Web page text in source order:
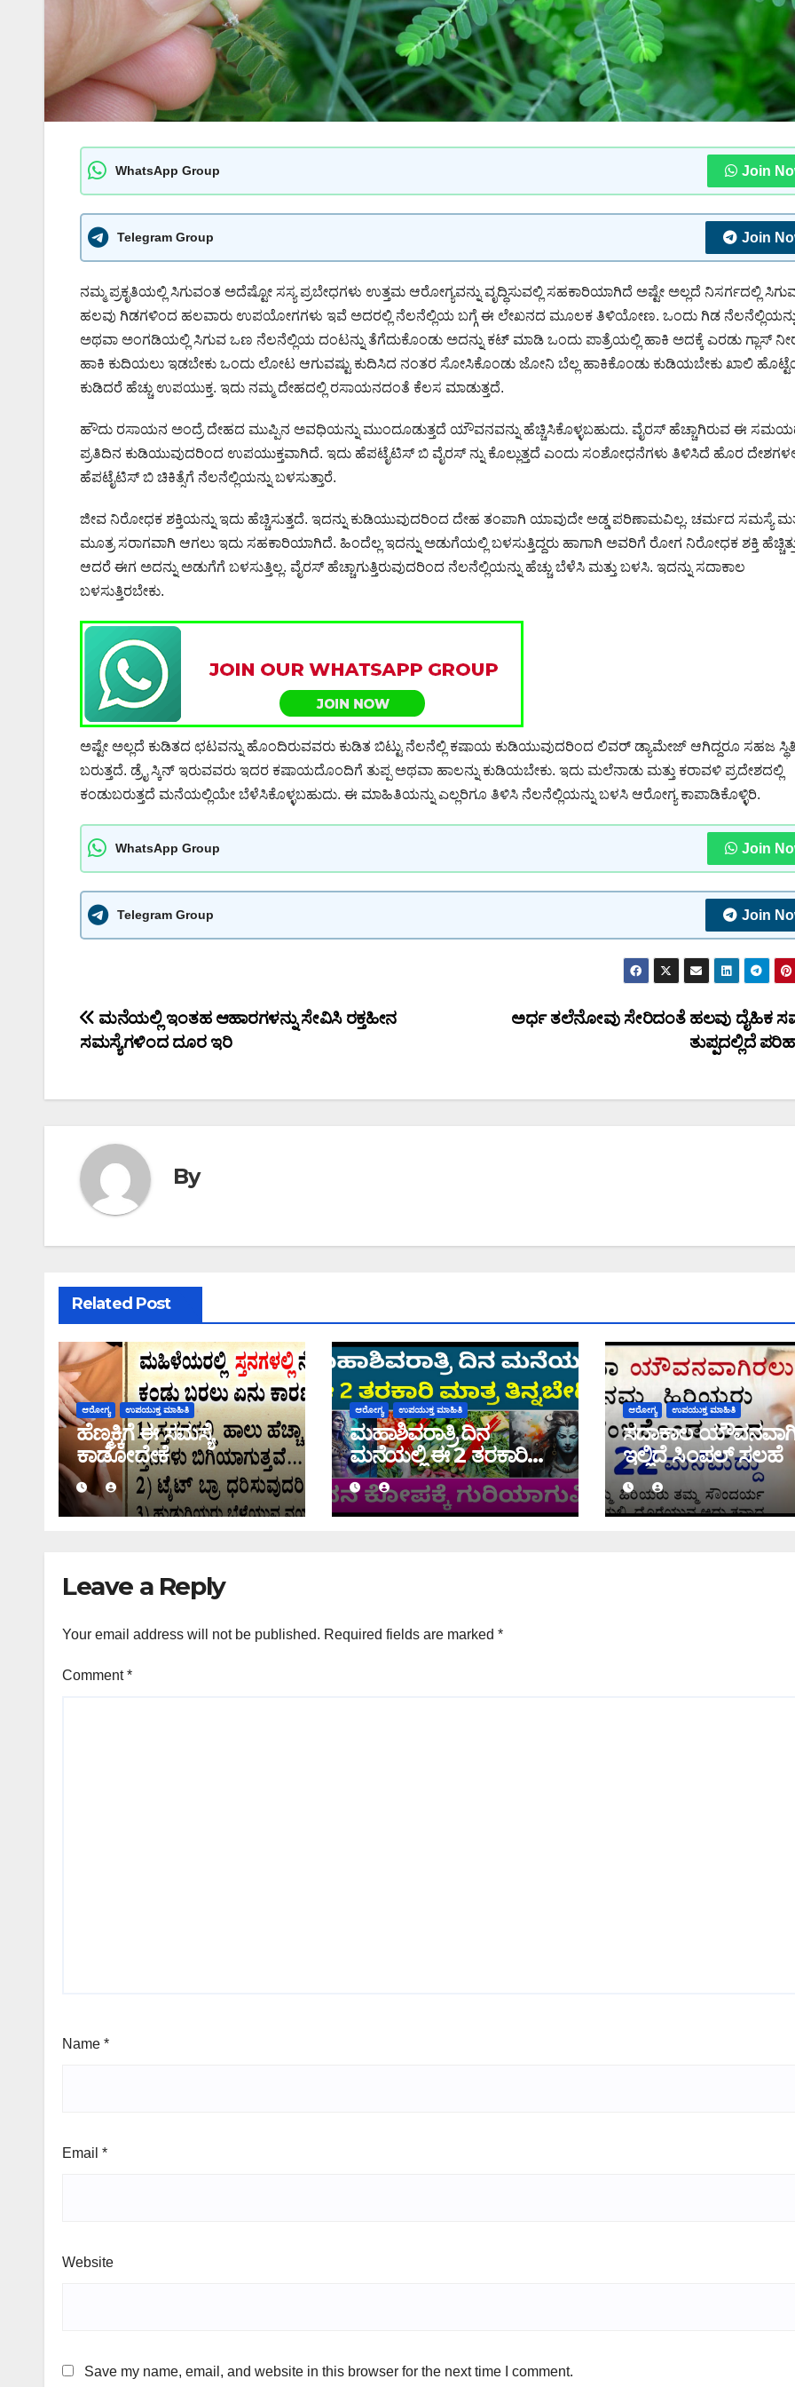
WhatsApp Group Join
Telegram Group Join
ನಮ್ಮ ಪ್ರಕೃತಿಯಲ್ಲಿ ಸಿಗುವಂತ ಅದೆಷ್ಟೋ ಸಸ್ಯ ಪ್ರಬೇಧಗಳು ಉತ್ತಮ ಆರೋಗ್ಯವನ್ನು ವೃದ್ಧಿಸುವಲ್ಲಿ ಸಹಕಾರಿಯಾಗಿದೆ ಅಷ್ಟೇ ಅಲ್ಲದೆ ನಿಸರ್ಗದಲ್ಲಿ
ಹಲವು ಗಿಡಗಳಿಂದ ಹಲವಾರು ಉಪಯೋಗಗಳು ಇವೆ ಅದರಲ್ಲಿ ನೆಲನೆಲ್ಲಿಯ ಬಗ್ಗೆ ಈ ಲೇಖನದ ಮೂಲಕ ತಿಳಿಯೋಣ. ಒಂದು ಗಿಡ
ಅಥವಾ ಅಂಗಡಿಯಲ್ಲಿ ಸಿಗುವ ಒಣ ನೆಲನೆಲ್ಲಿಯ ದಂಟನ್ನು ತೆಗೆದುಕೊಂಡು ಅದನ್ನು ಕಟ್ ಮಾಡಿ ಒಂದು ಪಾತ್ರೆಯಲ್ಲಿ ಹಾಕಿ ಅದಕ್ಕೆ ಎರಡು ಗ್ಲಾಸ್
ಹಾಕಿ ಕುದಿಯಲು ಇಡಬೇಕು ಒಂದು ಲೋಟ ಆಗುವಷ್ಟು ಕುದಿಸಿದ ನಂತರ ಸೋಸಿಕೊಂಡು ಜೋನಿ ಬೆಲ್ಲ ಹಾಕಿಕೊಂಡು ಕುಡಿಯಬೇಕು ಖಾಲಿ
ಕುಡಿದರೆ ಹೆಚ್ಚು ಉಪಯುಕ್ತ. ಇದು ನಮ್ಮ ದೇಹದಲ್ಲಿ ರಸಾಯನದಂತೆ ಕೆಲಸ ಮಾಡುತ್ತದೆ.
ಹೌದು ರಸಾಯನ ಅಂದ್ರೆ ದೇಹದ ಮುಪ್ಪಿನ ಅವಧಿಯನ್ನು ಮುಂದೂಡುತ್ತದೆ ಯೌವನವನ್ನು ಹೆಚ್ಚಿಸಿಕೊಳ್ಳಬಹುದು. ವೈರಸ್ ಹೆಚ್ಚಾಗಿರುವ ಈ
ಪ್ರತಿದಿನ ಕುಡಿಯುವುದರಿಂದ ಉಪಯುಕ್ತವಾಗಿದೆ. ಇದು ಹೆಪಟೈಟಿಸ್ ಬಿ ವೈರಸ್ ನ್ನು ಕೊಲ್ಲುತ್ತದೆ ಎಂದು ಸಂಶೋಧನೆಗಳು ತಿಳಿಸಿದೆ ಹೊರ
ಹೆಪಟೈಟಿಸ್ ಬಿ ಚಿಕಿತ್ಸೆಗೆ ನೆಲನೆಲ್ಲಿಯನ್ನು ಬಳಸುತ್ತಾರೆ.
ಜೀವ ನಿರೋಧಕ ಶಕ್ತಿಯನ್ನು ಇದು ಹೆಚ್ಚಿಸುತ್ತದೆ. ಇದನ್ನು ಕುಡಿಯುವುದರಿಂದ ದೇಹ ತಂಪಾಗಿ ಯಾವುದೇ ಅಡ್ಡ ಪರಿಣಾಮವಿಲ್ಲ. ಚರ್ಮದ ಸಮಸ್ಯೆ
ಮೂತ್ರ ಸರಾಗವಾಗಿ ಆಗಲು ಇದು ಸಹಕಾರಿಯಾಗಿದೆ. ಹಿಂದೆಲ್ಲ ಇದನ್ನು ಅಡುಗೆಯಲ್ಲಿ ಬಳಸುತ್ತಿದ್ದರು ಹಾಗಾಗಿ ಅವರಿಗೆ ರೋಗ ನಿರೋಧಕ ಶಕ್ತಿ
ಆದರೆ ಈಗ ಅದನ್ನು ಅಡುಗೆಗೆ ಬಳಸುತ್ತಿಲ್ಲ. ವೈರಸ್ ಹೆಚ್ಚಾಗುತ್ತಿರುವುದರಿಂದ ನೆಲನೆಲ್ಲಿಯನ್ನು ಹೆಚ್ಚು ಬೆಳೆಸಿ ಮತ್ತು ಬಳಸಿ. ಇದನ್ನು ಸದಾಕಾಲ
ಬಳಸುತ್ತಿರಬೇಕು.
ಅಷ್ಟೇ ಅಲ್ಲದೆ ಕುಡಿತದ ಛಟವನ್ನು ಹೊಂದಿರುವವರು ಕುಡಿತ ಬಿಟ್ಟು ನೆಲನೆಲ್ಲಿ ಕಷಾಯ ಕುಡಿಯುವುದರಿಂದ ಲಿವರ್ ಡ್ಯಾಮೇಜ್ ಆಗಿದ್ದರೂ ಸಹಜ
ಬರುತ್ತದೆ. ಡ್ರೈ ಸ್ಕಿನ್ ಇರುವವರು ಇದರ ಕಷಾಯದೊಂದಿಗೆ ತುಪ್ಪ ಅಥವಾ ಹಾಲನ್ನು ಕುಡಿಯಬೇಕು. ಇದು ಮಲೆನಾಡು ಮತ್ತು ಕರಾವಳಿ ಪ್ರದೇಶದಲ್ಲಿ
ಕಂಡುಬರುತ್ತದೆ ಮನೆಯಲ್ಲಿಯೇ ಬೆಳೆಸಿಕೊಳ್ಳಬಹುದು. ಈ ಮಾಹಿತಿಯನ್ನು ಎಲ್ಲರಿಗೂ ತಿಳಿಸಿ ನೆಲನೆಲ್ಲಿಯನ್ನು ಬಳಸಿ ಆರೋಗ್ಯ ಕಾಪಾಡಿಕೊಳ್ಳಿರಿ.
WhatsApp Group Join
Telegram Group Join
Post
navigation
ಅರ್ಧ ತಲೆನೋವು ಸೇರಿದಂತೆ ಹಲವು ದೈಹಿಕ
ತುಪ್ಪದಲ್ಲಿದೆ
ಮನೆಯಲ್ಲಿ ಇಂತಹ ಆಹಾರಗಳನ್ನು ಸೇವಿಸಿ ರಕ್ತಹೀನ
ಸಮಸ್ಯೆಗಳಿಂದ ದೂರ ಇರಿ
By
Related Post
ಆರೋಗ್ಯ ಉಪಯುಕ್ತ ಮಾಹಿತಿ
ಹೆಣ್ಮಕ್ಕಿಗೆ ಈ ಸಮಸ್ಯೆ
ಕಾಡೋದೇಕೆ
ಆರೋಗ್ಯ ಉಪಯುಕ್ತ ಮಾಹಿತಿ
ಮಹಾಶಿವರಾತ್ರಿ ದಿನ
ಮನೆಯಲ್ಲಿ ಈ 2 ತರಕಾರಿ
ತಿನ್ನಬೇಡಿ
ಆರೋಗ್ಯ ಉಪಯುಕ್ತ ಮಾಹಿತಿ
ಸದಾಕಾಲ
ಇಲ್ಲಿದೆ ಸಿಂಪಲ್ ಸಲಹೆ
Leave a Reply
Your email address will not be published. Required fields are marked *
Comment*
Name *
Email *
Website
Save my name, email, and website in this browser for the next time I comment.